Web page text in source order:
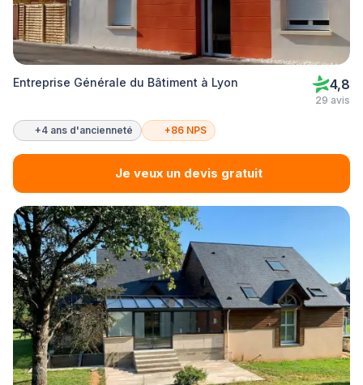
Entreprise Générale du Bâtiment à Lyon 4,8
29 avis
+4 ans d'ancienneté +86 NPS
Je veux un devis gratuit